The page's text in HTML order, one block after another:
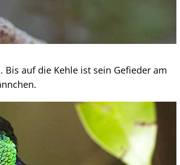
auf die Kehle ist sein Gefieder am